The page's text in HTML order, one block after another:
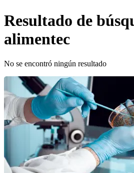
Resultado de
alimentec
No se encontró ningún resultado